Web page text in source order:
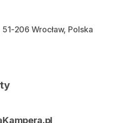
206 Wrocław, Polska